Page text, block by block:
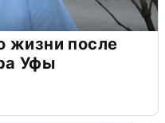
жизни после
Уфы